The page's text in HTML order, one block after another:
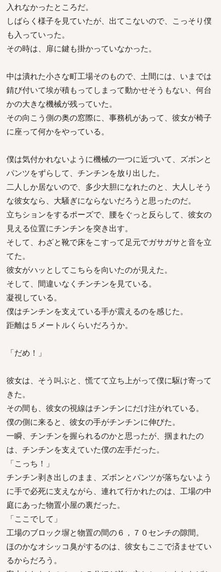
入れなかったところだ。
しばらく様子を見ていたが、出てこないので、こっそり僕
も入っていった。
その時は、扉に鍵も掛かっていなかった。
中は潰れた小さな町工場そのもので、土間には、いまでは
錆び付いて埃が積もってしまって動かせそうもない、何台
かの大きな機械が残っていた。
その向こう側の奥の窓際に、事務机があって、彼女が椅子
に座って何かをやっている。
僕は気付かれないように機械の一つに近づいて、ズボンと
パンツをずらして、チンチンを放り出した。
二人しか居ないので、多少大胆になれたのと、大人しそう
な彼女なら、大騒ぎにならないだろうと思ったのだ。
立ちションをするポーズで、腰をぐっと反らして、彼女の
見える位置にチンチンを突き出す。
そして、わざと靴で床をこすって足元でガサガサと音を立
てた。
彼女がハッとしてこちらを向いたのが見えた。
そして、間違いなくチンチンを見ている。
凝視している。
僕はチンチンを支えている手が震えるのを感じた。
距離は５メートルくらいだろうか。
「だめ！」
彼女は、そう叫ぶと、慌てて立ち上がって僕に駆け寄って
きた。
その間も、彼女の視線はチンチンにだけ注がれている。
僕の側に来ると、彼女の手がチンチンに伸びた。
一瞬、チンチンを握られるのかと思ったが、掴まれたの
は、チンチンを支えていた僕の左手だった。
「こっち！」
チンチン剥き出しのまま、ズボンとパンツが落ちないよう
に手で必死に支えながら、連れて行かれたのは、工場の中
庭にあった物置小屋の裏だった。
「ここでして」
工場のブロック塀と物置の間の６，７０センチの隙間。
ほのかなオシッコ臭がするのは、彼女もここで済ませてい
るからだろう。